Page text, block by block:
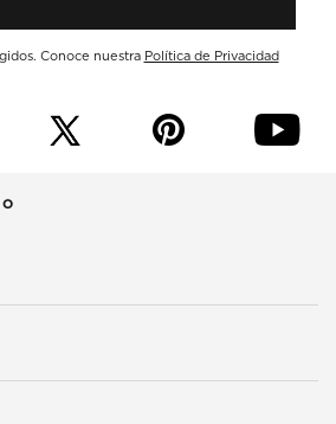
Conoce nuestra Política de Privacidad
p y